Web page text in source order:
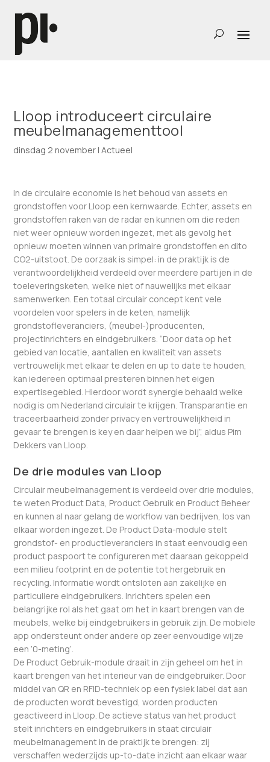
Lloop introduceert circulaire
meubelmanagementtool
dinsdag 2 november |Actueel
In de circulaire economie is het behoud van assets en
grondstoffen voor Lloop een kernwaarde. Echter, assets en
grondstoffen raken van de radar en kunnen om die reden
niet weer opnieuw worden ingezet, met als gevolg het
opnieuw moeten winnen van primaire grondstoffen en dito
CO2-uitstoot. De oorzaak is simpel: in de praktijk is de
verantwoordelijkheid verdeeld over meerdere partijen in de
toeleveringsketen, welke niet of nauwelijks met elkaar
samenwerken. Een totaal circulair concept kent vele
voordelen voor spelers in de keten, namelijk
grondstofleveranciers, (meubel-)producenten,
projectinrichters en eindgebruikers. “Door data op het
gebied van locatie, aantallen en kwaliteit van assets
vertrouwelijk met elkaar te delen en up to date te houden,
kan iedereen optimaal presteren binnen het eigen
expertisegebied. Hierdoor wordt synergie behaald welke
nodig is om Nederland circulair te krijgen. Transparantie en
traceerbaarheid zonder privacy en vertrouwelijkheid in
gevaar te brengen is key en daar helpen we bij”, aldus Pim
Dekkers van Lloop.
De drie modules van Lloop
Circulair meubelmanagement is verdeeld over drie modules,
te weten Product Data, Product Gebruik en Product Beheer
en kunnen al naar gelang de workflow van bedrijven, los van
elkaar worden ingezet. De Product Data-module stelt
grondstof- en productleveranciers in staat eenvoudig een
product paspoort te configureren met daaraan gekoppeld
een milieu footprint en de potentie tot hergebruik en
recycling. Informatie wordt ontsloten aan zakelijke en
particuliere eindgebruikers. Inrichters spelen een
belangrijke rol als het gaat om het in kaart brengen van de
meubels, welke bij eindgebruikers in gebruik zijn. De mobiele
app ondersteunt onder andere op zeer eenvoudige wijze
een ‘0-meting’.
De Product Gebruik-module draait in zijn geheel om het in
kaart brengen van het interieur van de eindgebruiker. Door
middel van QR en RFID-techniek op een fysiek label dat aan
de producten wordt bevestigd, worden producten
geactiveerd in Lloop. De actieve status van het product
stelt inrichters en eindgebruikers in staat circulair
meubelmanagement in de praktijk te brengen: zij
verschaffen wederzijds up-to-date inzicht aan elkaar waar